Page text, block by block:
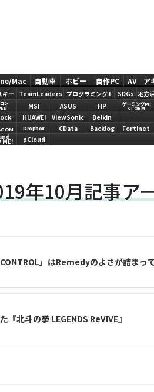
Mac 自動車 ホビー 自作PC AV ア
キー TeamLeaders プログラミング+ SDGs 地方
ン
MSI ASUS HP ゲーミングPC
STORM
HUAWEI ViewSonic Belkin
Dropbox CData Backlog Fortinet
ME! pCloud
年10月記事ア
」はRemedyのよさが詰まっ
北斗の拳 LEGENDS ReVIVE』